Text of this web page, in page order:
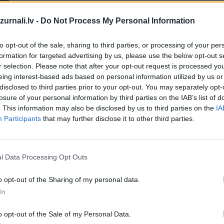
- Do Not Process My Personal Information
opt-out of the sale, sharing to third parties, or processing of your
for targeted advertising by us, please use the below opt-out
selection. Please note that after your opt-out request is processed
interest-based ads based on personal information utilized by us
to third parties prior to your opt-out. You may separately
of your personal information by third parties on the IAB’s list of
This information may also be disclosed by us to third parties on the
Participants that may further disclose it to other third parties.
Data Processing Opt Outs
opt-out of the Sharing of my personal data.
opt-out of the Sale of my Personal Data.
Drukāts izdevums
Abonēšanas perioda sākums:
2026. gada septembris
*Visas cenas portālā ManiZurnali.lv norādītas € ar PVN.
Žurnālu izdevumu skaits var atšķirties, kā to nosaka
`